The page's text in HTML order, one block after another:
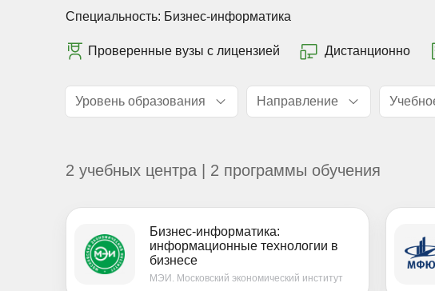
Специальность: Бизнес-информатика
Проверенные вузы с лицензией Дистанционно
Уровень образования Направление
2 учебных центра | 2 программы обучения
Бизнес-информатика:
информационные технологии в
бизнесе
МЭИ. Московский экономический институт